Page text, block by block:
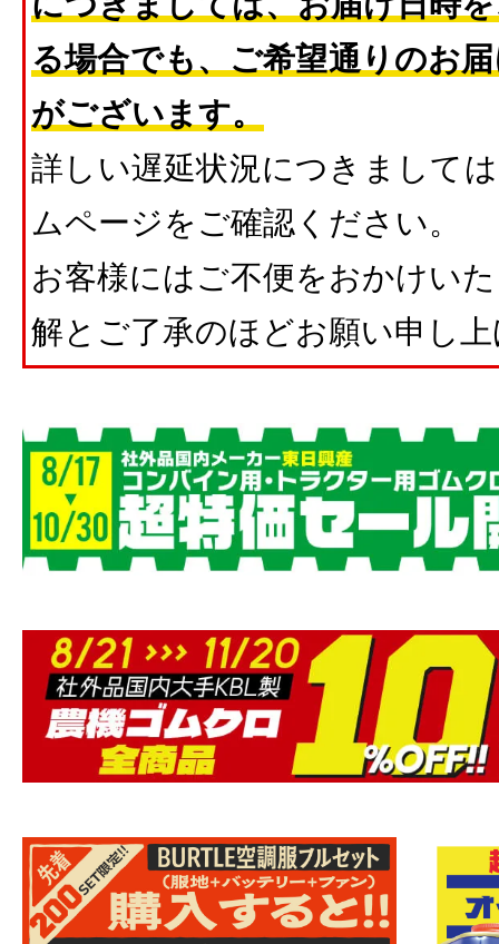
る場合でも、ご希望通りのお
がございます。
詳しい遅延状況につきまして
ムページをご確認ください。
お客様にはご不便をおかけい
解とご了承のほどお願い申し